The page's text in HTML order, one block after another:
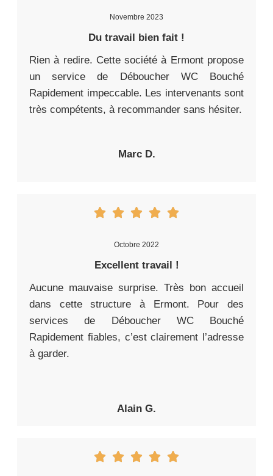
Novembre 2023
Du travail bien fait !
Rien à redire. Cette société à Ermont propose
un service de Déboucher WC Bouché
Rapidement impeccable. Les intervenants sont
très compétents, à recommander sans hésiter.
Marc D.
Octobre 2022
Excellent travail !
Aucune mauvaise surprise. Très bon accueil
dans cette structure à Ermont. Pour des
services de Déboucher WC Bouché
Rapidement fiables, c’est clairement l’adresse
à garder.
Alain G.